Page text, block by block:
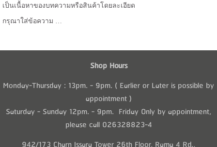
เป็นเนื้อหาของบทความหรือสินค้าโดยละเอียด
กรุณาใส่ข้อความ …
Shop Hours
Monday-Thursday : 13pm. - 9pm. ( Earlier or Later is possible by
appointment )
Saturday - Sunday 12pm. - 9pm. Friday Only by appointment,
please call 026328823-4